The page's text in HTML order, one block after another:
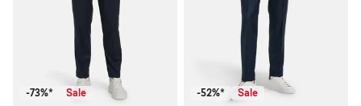
-73%* Sale -52%* Sale